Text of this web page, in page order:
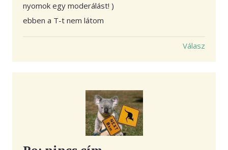
nyomok egy moderálást! )
ebben a T-t nem látom
Válasz